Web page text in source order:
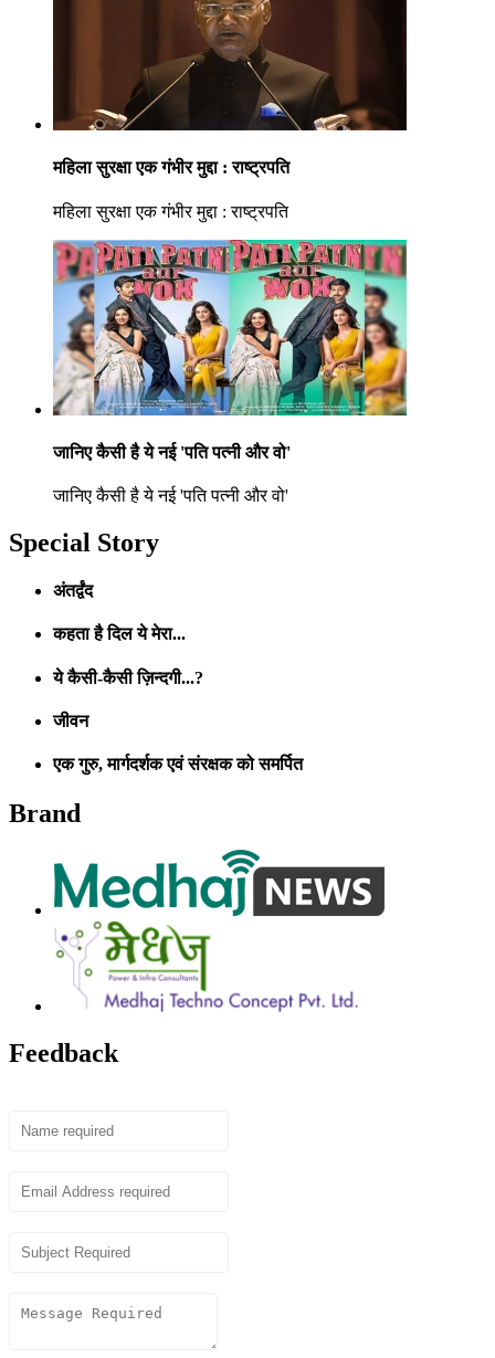
महिला सुरक्षा एक गंभीर मुद्दा : राष्ट्रपति
महिला सुरक्षा एक गंभीर मुद्दा : राष्ट्रपति
जानिए कैसी है ये नई 'पति पत्नी और वो'
जानिए कैसी है ये नई 'पति पत्नी और वो'
Special Story
अंतर्द्वंद
कहता है दिल ये मेरा...
ये कैसी-कैसी ज़िन्दगी...?
जीवन
एक गुरु, मार्गदर्शक एवं संरक्षक को समर्पित
Brand
Feedback